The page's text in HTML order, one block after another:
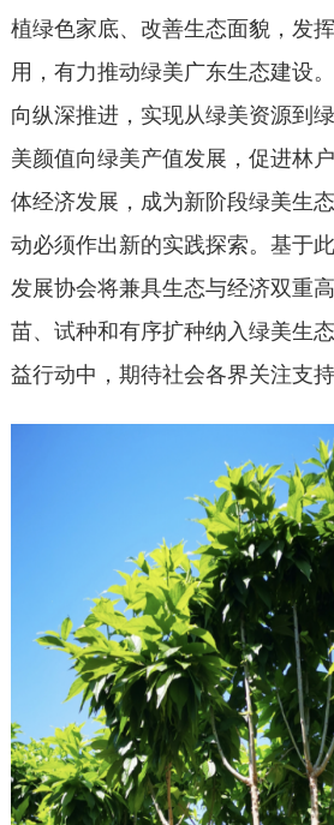
植绿色家底、改善生态面貌，发
用，有力推动绿美广东生态建设
向纵深推进，实现从绿美资源到
美颜值向绿美产值发展，促进林
体经济发展，成为新阶段绿美生
动必须作出新的实践探索。基于
发展协会将兼具生态与经济双重
苗、试种和有序扩种纳入绿美生
益行动中，期待社会各界关注支持